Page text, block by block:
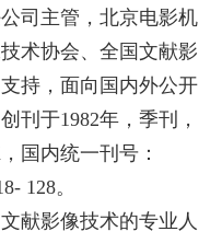
司主管，北京电影机
术协会、全国文献影
持，面向国内外公开
刊于1982年，季刊，
国内统一刊号：
128。
献影像技术的专业人